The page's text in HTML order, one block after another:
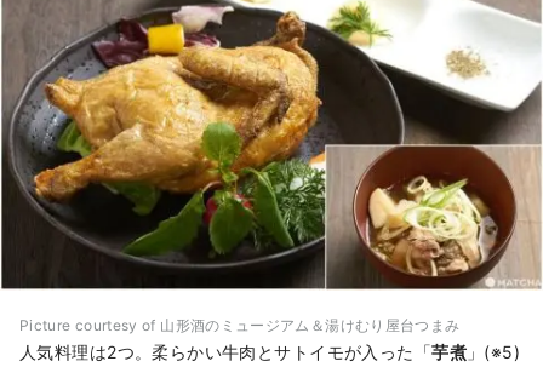
Picture courtesy of 山形酒のミュージアム＆湯けむり屋台つまみ
人気料理は2つ。柔らかい牛肉とサトイモが入った「芋煮」(※5)